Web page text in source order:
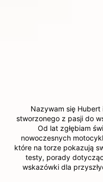
Nazywam się
stworzonego z pasji do
Od lat zgłębiam
nowoczesnych
które na torze pokazują
testy, porady
wskazówki dla